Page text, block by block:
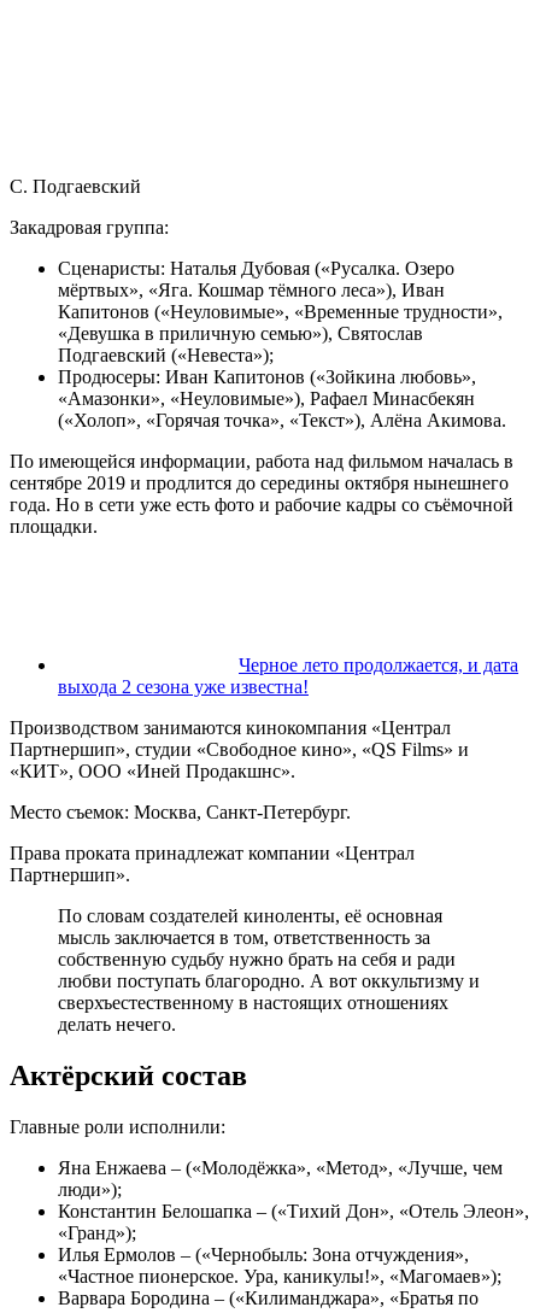
С. Подгаевский
Закадровая группа:
Сценаристы: Наталья Дубовая («Русалка. Озеро
мёртвых», «Яга. Кошмар тёмного леса»), Иван
Капитонов («Неуловимые», «Временные трудности»,
«Девушка в приличную семью»), Святослав
Подгаевский («Невеста»);
Продюсеры: Иван Капитонов («Зойкина любовь»,
«Амазонки», «Неуловимые»), Рафаел Минасбекян
(«Холоп», «Горячая точка», «Текст»), Алёна Акимова.
По имеющейся информации, работа над фильмом началась в
сентябре 2019 и продлится до середины октября нынешнего
года. Но в сети уже есть фото и рабочие кадры со съёмочной
площадки.
Черное лето продолжается, и дата
выхода 2 сезона уже известна!
Производством занимаются кинокомпания «Централ
Партнершип», студии «Свободное кино», «QS Films» и
«КИТ», ООО «Иней Продакшнс».
Место съемок: Москва, Санкт-Петербург.
Права проката принадлежат компании «Централ
Партнершип».
По словам создателей киноленты, её основная
мысль заключается в том, ответственность за
собственную судьбу нужно брать на себя и ради
любви поступать благородно. А вот оккультизму и
сверхъестественному в настоящих отношениях
делать нечего.
Актёрский состав
Главные роли исполнили:
Яна Енжаева – («Молодёжка», «Метод», «Лучше, чем
люди»);
Константин Белошапка – («Тихий Дон», «Отель Элеон»,
«Гранд»);
Илья Ермолов – («Чернобыль: Зона отчуждения»,
«Частное пионерское. Ура, каникулы!», «Магомаев»);
Варвара Бородина – («Килиманджара», «Братья по